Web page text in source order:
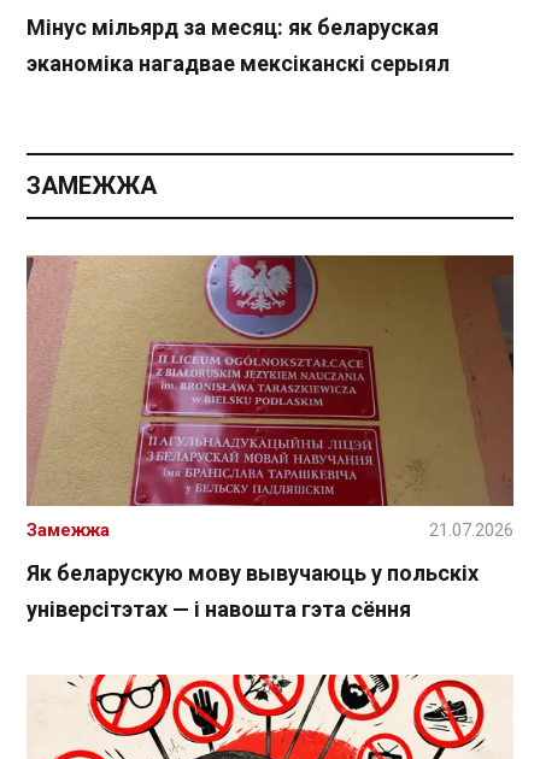
Мінус мільярд за месяц: як беларуская
эканоміка нагадвае мексіканскі серыял
ЗАМЕЖЖА
Як беларускую мову вывучаюць у польскіх
універсітэтах — і навошта гэта сёння
Замежжа 21.07.2026